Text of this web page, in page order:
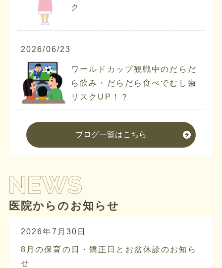
ク
2026/06/23
ワールドカップ観戦中のだらだ
ら飲み・だらだら食べでむし歯
リスクUP！？
ブログ一覧はこちら
医院からのお知らせ
2026年7月30日
8月の保育の日・矯正日とお盆休診のお知ら
せ